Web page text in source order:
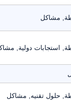
مشاكل
استجابات دولية, مشاكل
حلول تقنيه, مشاكل